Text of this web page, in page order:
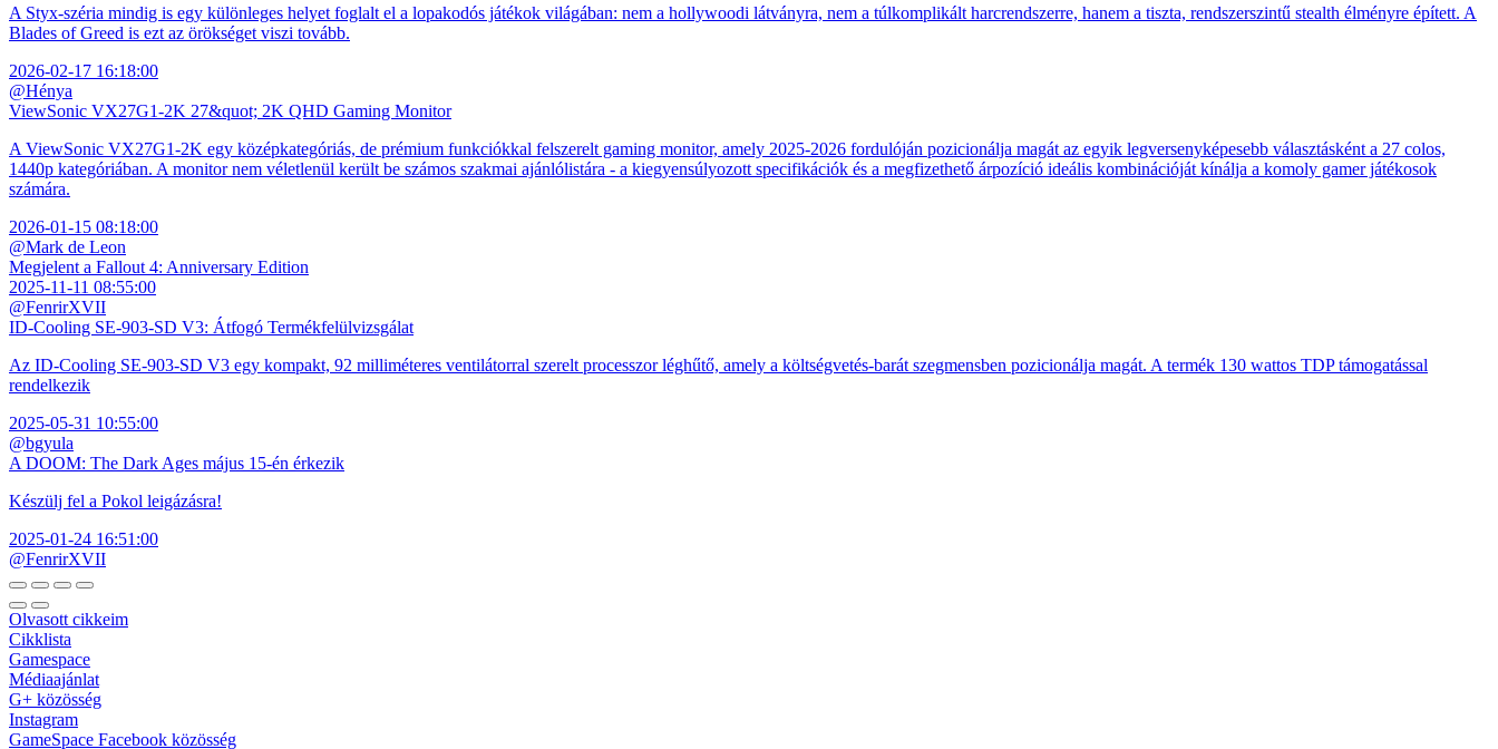
A Styx-széria mindig is egy különleges helyet foglalt el a lopakodós játékok világában: nem a hollywoodi látványra, nem a túlkomplikált harcrendszerre, hanem a tiszta, rendszerszintű stealth élményre épített. A
Blades of Greed is ezt az örökséget viszi tovább.
2026-02-17 16:18:00
@Hénya
ViewSonic VX27G1-2K 27&quot; 2K QHD Gaming Monitor
A ViewSonic VX27G1-2K egy középkategóriás, de prémium funkciókkal felszerelt gaming monitor, amely 2025-2026 fordulóján pozicionálja magát az egyik legversenyképesebb választásként a 27 colos,
1440p kategóriában. A monitor nem véletlenül került be számos szakmai ajánlólistára - a kiegyensúlyozott specifikációk és a megfizethető árpozíció ideális kombinációját kínálja a komoly gamer játékosok
számára.
2026-01-15 08:18:00
@Mark de Leon
Megjelent a Fallout 4: Anniversary Edition
2025-11-11 08:55:00
@FenrirXVII
ID-Cooling SE-903-SD V3: Átfogó Termékfelülvizsgálat
Az ID-Cooling SE-903-SD V3 egy kompakt, 92 milliméteres ventilátorral szerelt processzor léghűtő, amely a költségvetés-barát szegmensben pozicionálja magát. A termék 130 wattos TDP támogatással
rendelkezik
2025-05-31 10:55:00
@bgyula
A DOOM: The Dark Ages május 15-én érkezik
Készülj fel a Pokol leigázásra!
2025-01-24 16:51:00
@FenrirXVII
Olvasott cikkeim
Cikklista
Gamespace
Médiaajánlat
G+ közösség
Instagram
GameSpace Facebook közösség